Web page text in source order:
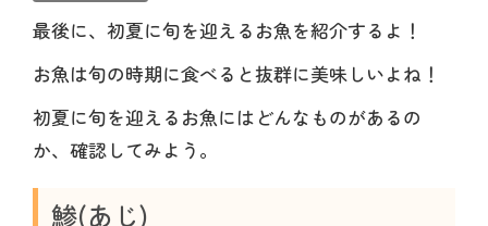
最後に、初夏に旬を迎えるお魚を紹介するよ！
お魚は旬の時期に食べると抜群に美味しいよね！
初夏に旬を迎えるお魚にはどんなものがあるの
か、確認してみよう。
鯵(あじ)